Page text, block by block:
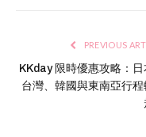
PREVIOUS
KKday 限時優惠攻略：日
台灣、韓國與東南亞行程